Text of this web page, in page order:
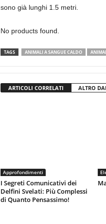
sono già lunghi 1.5 metri.
No products found.
TAGS ANIMALI A SANGUE CALDO
ARTICOLI CORRELATI ALTRO
Approfondimenti
I Segreti Comunicativi dei
Delfini Svelati: Più Complessi
di Quanto Pensassimo!